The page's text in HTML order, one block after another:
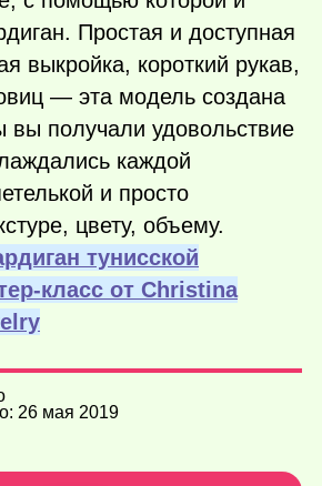
Простая и доступная
выкройка, короткий рукав,
— эта модель создана
вы получали удовольствие
каждой
и просто
цвету, объему.
тунисской
класс от Christina
26 мая 2019